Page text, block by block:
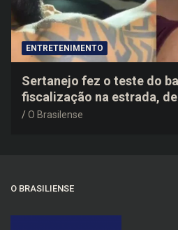
ENTRETENIMENTO
Sertanejo fez o teste do
fiscalização na estrada,
negativo e elogiou o
O Brasilense
O BRASILIENSE